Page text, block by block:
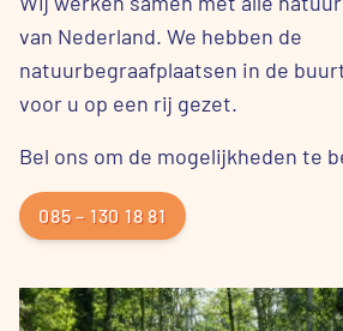
van Nederland. We hebben de
natuurbegraafplaatsen in de
voor u op een rij gezet.
Bel ons om de mogelijkheden te
085 – 130 18 81